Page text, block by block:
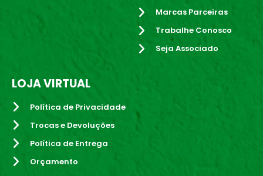
Marcas Parceiras
Trabalhe Conosco
Seja Associado
LOJA VIRTUAL
Política de Privacidade
Trocas e Devoluções
Política de Entrega
Orçamento